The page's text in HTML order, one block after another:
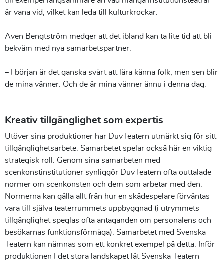
är vana vid, vilket kan leda till kulturkrockar.
Även Bengtström medger att det ibland kan ta lite tid att bli
bekväm med nya samarbetspartner:
– I början är det ganska svårt att lära känna folk, men sen blir
de mina vänner. Och de är mina vänner ännu i denna dag.
Kreativ tillgänglighet som expertis
Utöver sina produktioner har DuvTeatern utmärkt sig för sitt
tillgänglighetsarbete. Samarbetet spelar också här en viktig
strategisk roll. Genom sina samarbeten med
scenkonstinstitutioner synliggör DuvTeatern ofta outtalade
normer om scenkonsten och dem som arbetar med den.
Normerna kan gälla allt från hur en skådespelare förväntas
vara till själva teaterrummets uppbyggnad (i utrymmets
tillgänglighet speglas ofta antaganden om personalens och
besökarnas funktionsförmåga). Samarbetet med Svenska
Teatern kan nämnas som ett konkret exempel på detta. Inför
produktionen I det stora landskapet lät Svenska Teatern